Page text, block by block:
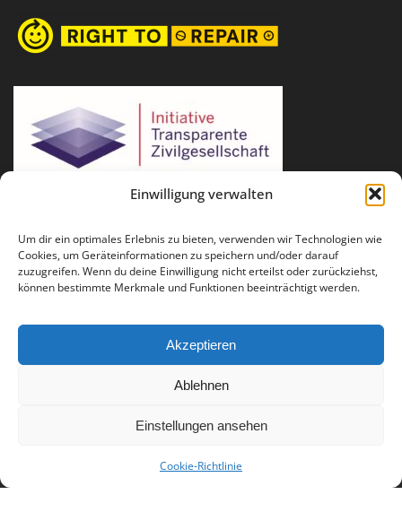
Einwilligung verwalten
Um dir ein optimales Erlebnis zu bieten, verwenden wir Technologien wie
Cookies, um Geräteinformationen zu speichern und/oder darauf
zuzugreifen. Wenn du deine Einwilligung nicht erteilst oder zurückziehst,
können bestimmte Merkmale und Funktionen beeinträchtigt werden.
Akzeptieren
Ablehnen
Einstellungen ansehen
Cookie-Richtlinie